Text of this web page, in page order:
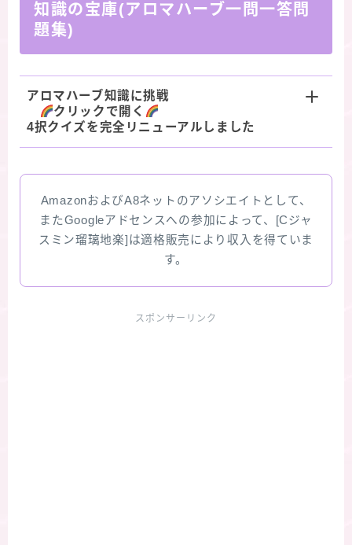
知識の宝庫(アロマハーブ一問一答問
題集)
アロマハーブ知識に挑戦
クリックで開く
4択クイズを完全リニューアルしました
AmazonおよびA8ネットのアソシエイトとして、
またGoogleアドセンスへの参加によって、[Cジャ
スミン瑠璃地楽]は適格販売により収入を得ていま
す。
スポンサーリンク